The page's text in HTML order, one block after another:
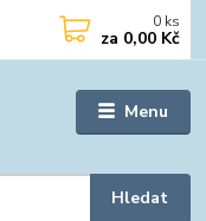
Menu
Hledat
0 ks
za 0,00 Kč